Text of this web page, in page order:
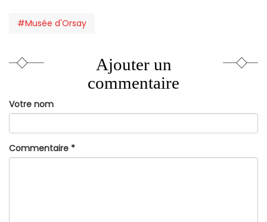
#Musée d'Orsay
Ajouter un
commentaire
Votre nom
Commentaire *